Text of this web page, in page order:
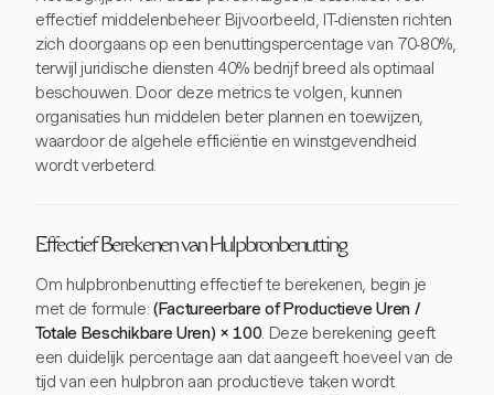
effectief middelenbeheer. Bijvoorbeeld, IT-diensten richten
zich doorgaans op een benuttingspercentage van 70-80%,
terwijl juridische diensten 40% bedrijf breed als optimaal
beschouwen. Door deze metrics te volgen, kunnen
organisaties hun middelen beter plannen en toewijzen,
waardoor de algehele efficiëntie en winstgevendheid
wordt verbeterd.
Effectief Berekenen van Hulpbronbenutting
Om hulpbronbenutting effectief te berekenen, begin je
met de formule: (Factureerbare of Productieve Uren /
Totale Beschikbare Uren) × 100. Deze berekening geeft
een duidelijk percentage aan dat aangeeft hoeveel van de
tijd van een hulpbron aan productieve taken wordt